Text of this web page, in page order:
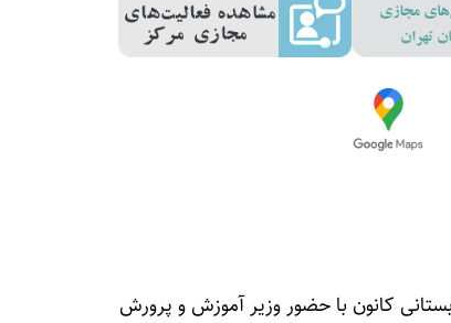
کانون با حضور وزیر آموزش و پرورش